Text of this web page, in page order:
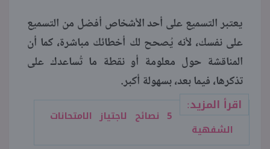
يعتبر التسميع على أحد الأشخاص أفضل من التسميع
على نفسك، لأنه يُصحح لك أخطائك مباشرة، كما أن
المناقشة حول معلومة أو نقطة ما تُساعدك على
تذكرها، فيما بعد، بسهولة أكبر.
اقرأ المزيد:
5 نصائح لاجتياز الامتحانات
الشفهية